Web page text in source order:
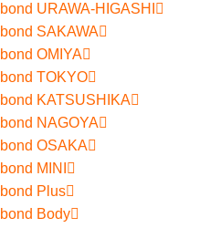
bond URAWA-HIGASHI
bond SAKAWA
bond OMIYA
bond TOKYO
bond KATSUSHIKA
bond NAGOYA
bond OSAKA
bond MINI
bond Plus
bond Body